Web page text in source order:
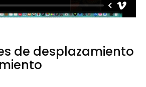
de desplazamiento